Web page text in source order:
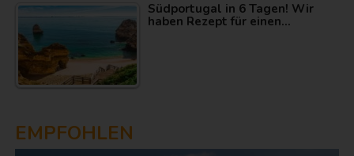
Südportugal in 6 Tagen! Wir
haben Rezept für einen…
EMPFOHLEN